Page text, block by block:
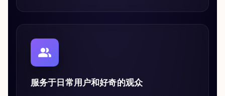
服务于日常用户和好奇的观众